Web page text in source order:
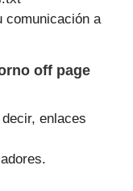
comunicación a
off page
enlaces